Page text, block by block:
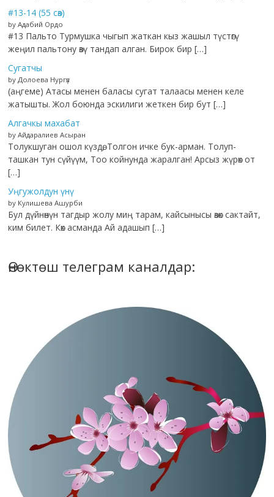
#13-14 (55 сөз)
by Адабий Ордо
#13 Пальто Турмушка чыгып жаткан кыз жашыл түстөгү
жеңил пальтону өзү тандап алган. Бирок бир […]
Сугатчы
by Долоева Нургүл
(аңгеме) Атасы менен баласы сугат талаасы менен келе
жатышты. Жол боюнда эскилиги жеткен бир бут […]
Алгачкы махабат
by Айдаралиев Асыран
Толукшуган ошол күздө, Толгон ичке бук-арман. Толуп-
ташкан тун сүйүүм, Тоо койнунда жаралган! Арсыз жүрөк от
[…]
Уңгужолдун үнү
by Кулишева Ашурби
Бул дүйнөнүн тагдыр жолу миң тарам, кайсынысы өзөк сактайт,
ким билет. Көк асманда Ай адашып […]
Өнөктөш телеграм каналдар: